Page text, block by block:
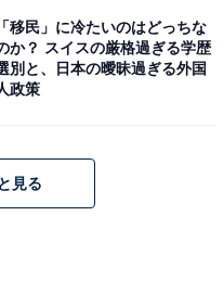
組員が一体となって地
の声も多数寄せられま
「移民」に冷たいのはどっちな
か？ スイスの厳格過ぎる学歴
別と、日本の曖昧過ぎる外国
政策
見る